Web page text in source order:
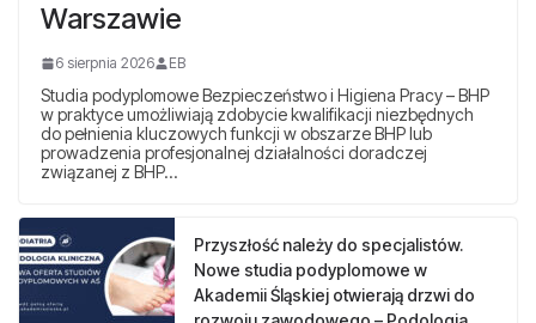
Warszawie
6 sierpnia 2026 EB
Studia podyplomowe Bezpieczeństwo i Higiena Pracy – BHP
w praktyce umożliwiają zdobycie kwalifikacji niezbędnych
do pełnienia kluczowych funkcji w obszarze BHP lub
prowadzenia profesjonalnej działalności doradczej
związanej z BHP…
Przyszłość należy do specjalistów.
Nowe studia podyplomowe w
Akademii Śląskiej otwierają drzwi do